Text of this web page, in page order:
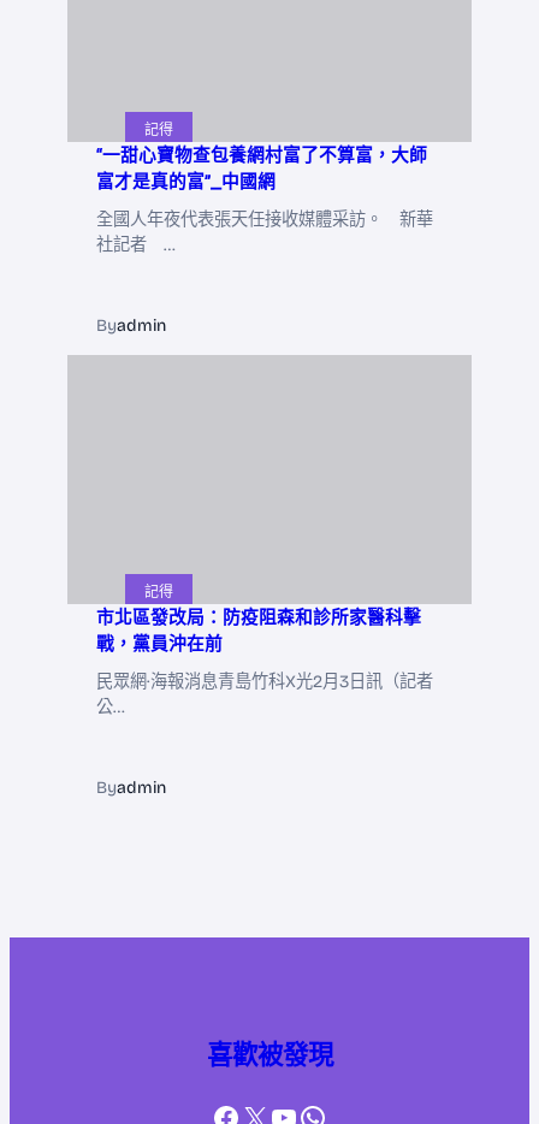
記得
“一甜心寶物查包養網村富了不算富，大師
富才是真的富”_中國網
全國人年夜代表張天任接收媒體采訪。 新華
社記者 …
Byadmin
記得
市北區發改局：防疫阻森和診所家醫科擊
戰，黨員沖在前
民眾網·海報消息青島竹科X光2月3日訊（記者
公…
Byadmin
喜歡被發現
Facebook
X YouTube
WhatsApp